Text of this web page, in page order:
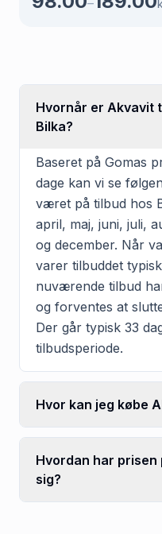
Hvornår er Akvavit
Bilka?
Baseret på Gomas
dage kan vi se
været på tilbud hos
april, maj, juni, juli,
og december. Når
varer tilbuddet
nuværende tilbud
og forventes at
Der går typisk 33
tilbudsperiode.
Hvor kan jeg købe
Hvordan har
sig?